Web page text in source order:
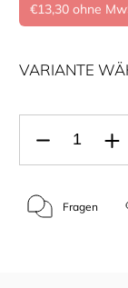
€13,30 ohne
VARIANTE
Fragen